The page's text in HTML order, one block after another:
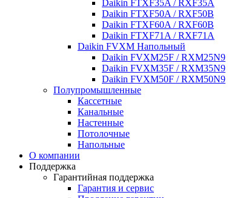
Daikin FTXF35A / RXF35A
Daikin FTXF50A / RXF50B
Daikin FTXF60A / RXF60B
Daikin FTXF71A / RXF71A
Daikin FVXM Напольный
Daikin FVXM25F / RXM25N9
Daikin FVXM35F / RXM35N9
Daikin FVXM50F / RXM50N9
Полупромышленные
Кассетные
Канальные
Настенные
Потолочные
Напольные
О компании
Поддержка
Гарантийная поддержка
Гарантия и сервис